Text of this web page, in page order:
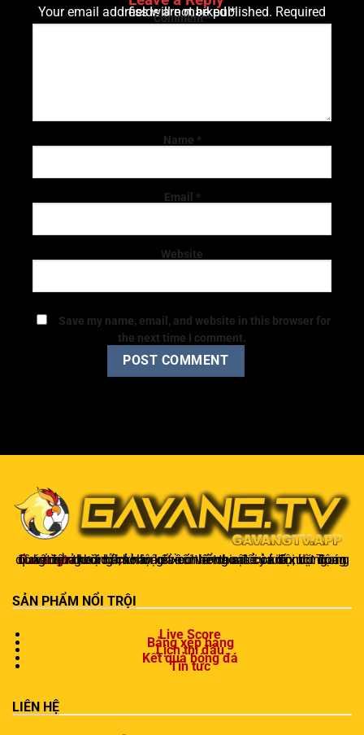
Your email address will not be published.
Required fields are marked*
Comment*
Name *
Email *
Website
Save my name, email, and website in this browser for
the next time I comment.
Gavangtv
không chỉ là nơi xem bóng mà còn là một cộng đồng để người hâm mộ kết nối và trao đổi cảm xúc. Trong quá trình theo dõi, khán giả có thể chia sẻ ý kiến, dự đoán kết quả hoặc thảo luận về chiến thuật của đội bóng.
SẢN PHẨM NỔI TRỘI
Live Score
Bảng xếp hạng
Lịch thi đấu
Kết quả bóng đá
Tin tức
LIÊN HỆ